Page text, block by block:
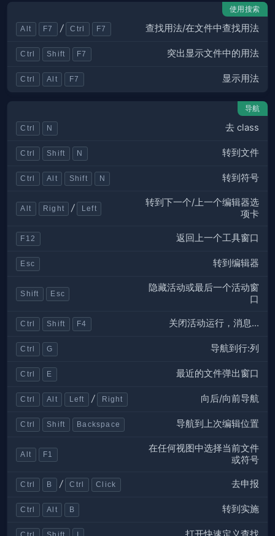
使用搜索
Alt F7 / Ctrl F7 查找用法/在文件中查找用法
Ctrl Shift F7 突出显示文件中的用法
Ctrl Alt F7 显示用法
导航
Ctrl N 去 class
Ctrl Shift N 转到文件
Ctrl Alt Shift N 转到符号
Alt Right / Left
转到下一个/上一个编辑器选
项卡
F12 返回上一个工具窗口
Esc 转到编辑器
Shift Esc
隐藏活动或最后一个活动窗
口
Ctrl Shift F4 关闭活动运行，消息...
Ctrl G 导航到行:列
Ctrl E 最近的文件弹出窗口
Ctrl Alt Left / Right 向后/向前导航
Ctrl Shift Backspace 导航到上次编辑位置
Alt F1
在任何视图中选择当前文件
或符号
Ctrl B / Ctrl Click 去申报
Ctrl Alt B 转到实施